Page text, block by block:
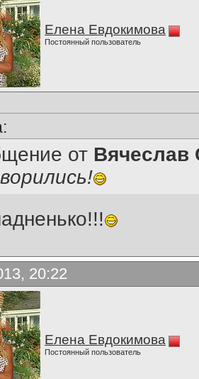
Елена Евдокимова
Постоянный пользователь
от Вячеслав
20:22
Елена Евдокимова
Постоянный пользователь